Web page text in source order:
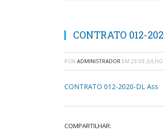
CONTRATO 012-
POR ADMINISTRADOR EM 23 DE
CONTRATO 012-2020-DL Ass
COMPARTILHAR: